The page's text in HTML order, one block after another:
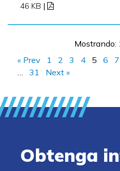
46 KB |
Mostrando:
« Prev
1 2 3 4 5 6
7
31 Next »
Obtenga